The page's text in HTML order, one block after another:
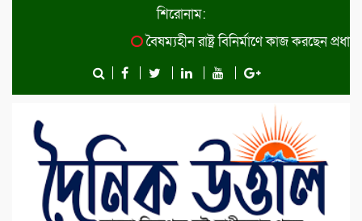
শিরোনাম:
বৈষম্যহীন রাষ্ট্র বিনির্মাণে কাজ করছেন